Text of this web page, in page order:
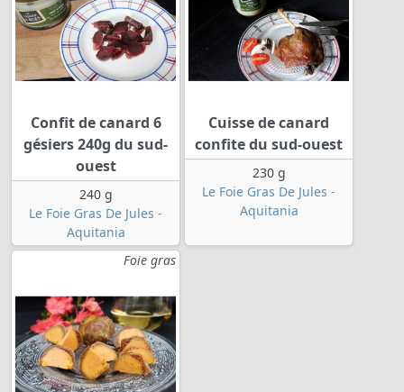
Confit de canard 6
gésiers 240g du sud-
ouest
240 g
Le Foie Gras De Jules -
Aquitania
Cuisse de canard
confite du sud-ouest
230 g
Le Foie Gras De Jules -
Aquitania
Foie gras